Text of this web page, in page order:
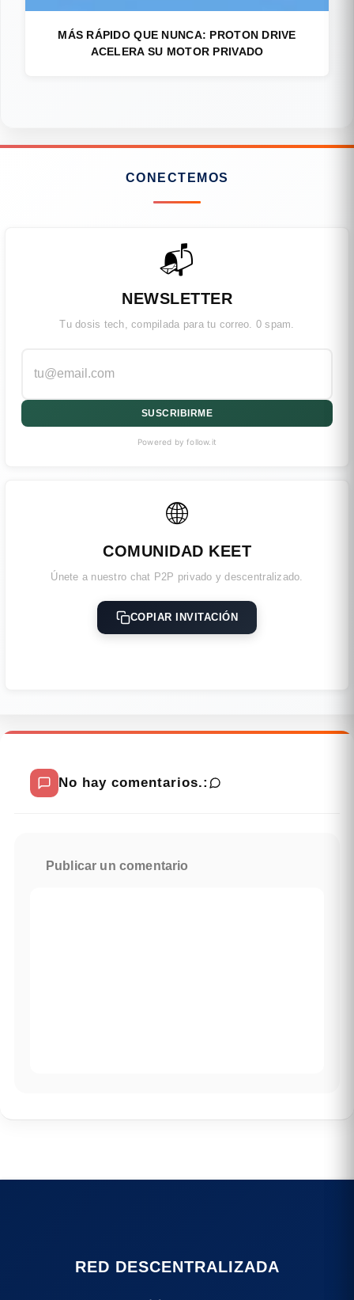
MÁS RÁPIDO QUE NUNCA: PROTON DRIVE
ACELERA SU MOTOR PRIVADO
CONECTEMOS
📬
NEWSLETTER
Tu dosis tech, compilada para tu correo. 0 spam.
SUSCRIBIRME
Powered by follow.it
🌐
COMUNIDAD KEET
Únete a nuestro chat P2P privado y descentralizado.
COPIAR INVITACIÓN
No hay comentarios.:
Publicar un comentario
RED DESCENTRALIZADA